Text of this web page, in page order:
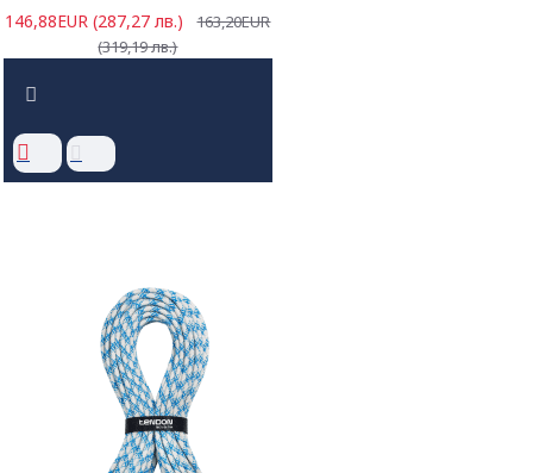
146,88EUR (287,27 лв.)
163,20EUR
(319,19 лв.)